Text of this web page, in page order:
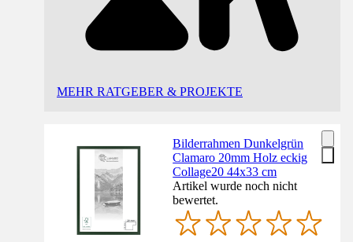
MEHR RATGEBER & PROJEKTE
Bilderrahmen Dunkelgrün
Clamaro 20mm Holz eckig
Collage20 44x33 cm
Artikel wurde noch nicht
bewertet.